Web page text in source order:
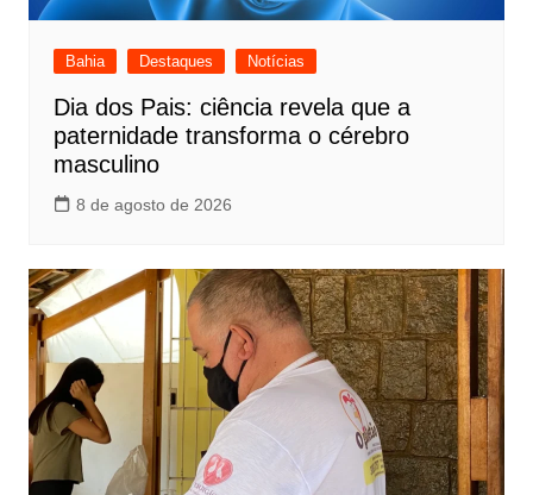
Bahia Destaques Notícias
Dia dos Pais: ciência revela que a
paternidade transforma o cérebro
masculino
8 de agosto de 2026